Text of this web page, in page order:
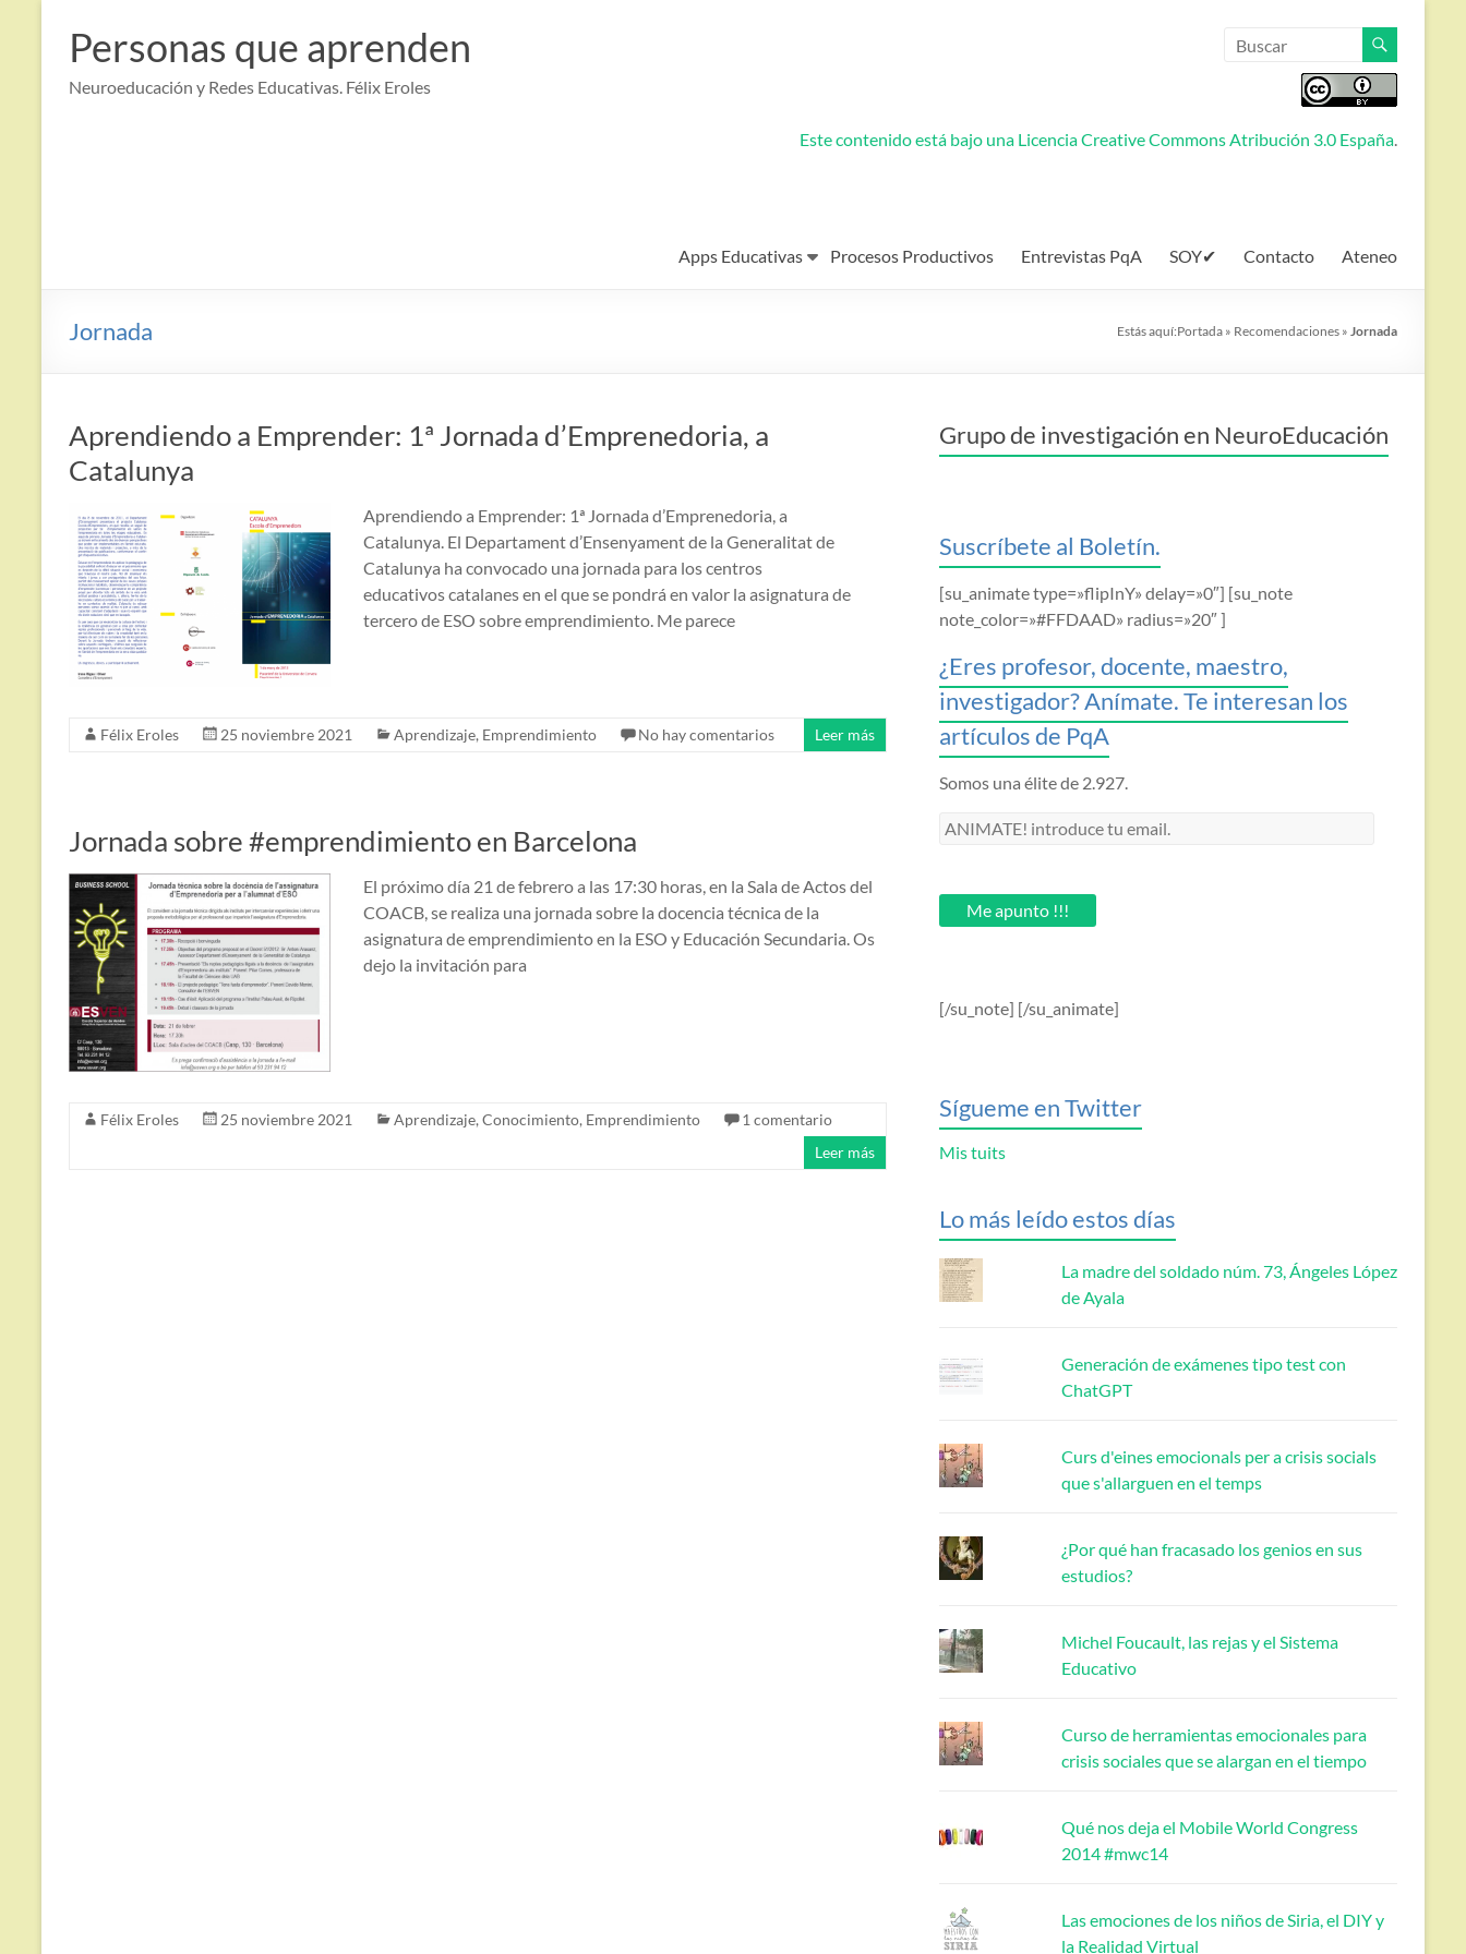
contenido
Personas que aprenden
Neuroeducación y Redes Educativas. Félix Eroles
Este contenido está bajo una Licencia Creative Commons Atribución 3.0 España.
Apps Educativas Procesos Productivos Entrevistas PqA SOY✔ Contacto Ateneo
Jornada Estás aquí:Portada » Recomendaciones » Jornada
Aprendiendo a Emprender: 1ª Jornada d’Emprenedoria, a
Catalunya
Aprendiendo a Emprender: 1ª Jornada d’Emprenedoria, a
Catalunya. El Departament d’Ensenyament de la Generalitat de
Catalunya ha convocado una jornada para los centros
educativos catalanes en el que se pondrá en valor la asignatura de
tercero de ESO sobre emprendimiento. Me parece
Félix Eroles 25 noviembre 2021 Aprendizaje, Emprendimiento No hay comentarios Leer más
Jornada sobre #emprendimiento en Barcelona
El próximo día 21 de febrero a las 17:30 horas, en la Sala de Actos del
COACB, se realiza una jornada sobre la docencia técnica de la
asignatura de emprendimiento en la ESO y Educación Secundaria. Os
dejo la invitación para
Félix Eroles 25 noviembre 2021 Aprendizaje, Conocimiento, Emprendimiento
1 comentario
Leer más
Grupo de investigación en NeuroEducación
Suscríbete al Boletín.
[su_animate type=»flipInY» delay=»0″] [su_note
note_color=»#FFDAAD» radius=»20″ ]
¿Eres profesor, docente, maestro,
investigador? Anímate. Te interesan los
artículos de PqA
Somos una élite de 2.927.
ANIMATE!
email.Me apunto !!!
[/su_note] [/su_animate]
Sígueme en Twitter
Mis tuits
Lo más leído estos días
La madre del soldado núm. 73, Ángeles López
de Ayala
Generación de exámenes tipo test con
ChatGPT
Curs d'eines emocionals per a crisis socials
que s'allarguen en el temps
¿Por qué han fracasado los genios en sus
estudios?
Michel Foucault, las rejas y el Sistema
Educativo
Curso de herramientas emocionales para
crisis sociales que se alargan en el tiempo
Qué nos deja el Mobile World Congress
2014 #mwc14
Las emociones de los niños de Siria, el DIY y
la Realidad Virtual